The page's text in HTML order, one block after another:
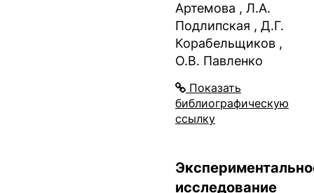
Артемова , Л.А.
Подлипская , Д.Г.
Корабельщиков ,
О.В. Павленко
Показать
библиографическую
ссылку
исследование